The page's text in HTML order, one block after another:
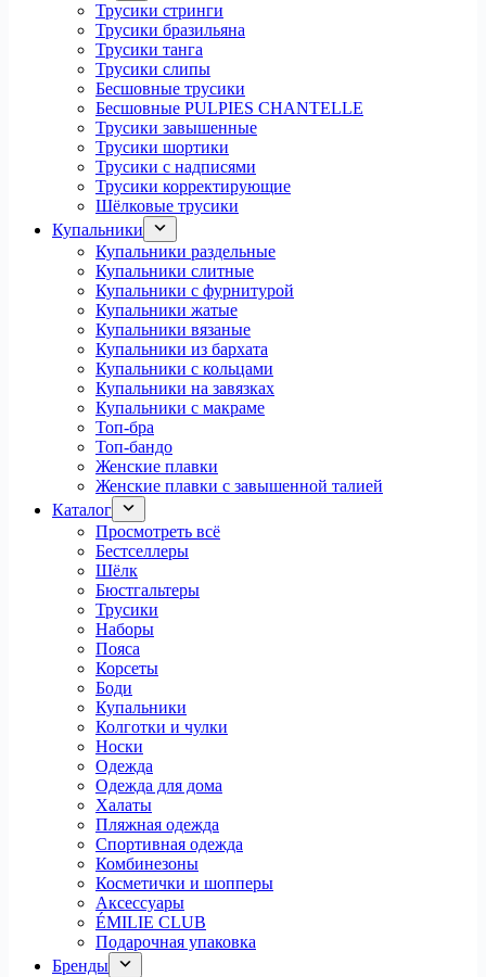
Трусики стринги
Трусики бразильяна
Трусики танга
Трусики слипы
Бесшовные трусики
Бесшовные PULPIES CHANTELLE
Трусики завышенные
Трусики шортики
Трусики с надписями
Трусики корректирующие
Шёлковые трусики
Купальники
Купальники раздельные
Купальники слитные
Купальники с фурнитурой
Купальники жатые
Купальники вязаные
Купальники из бархата
Купальники с кольцами
Купальники на завязках
Купальники с макраме
Топ-бра
Топ-бандо
Женские плавки
Женские плавки с завышенной талией
Каталог
Просмотреть всё
Бестселлеры
Шёлк
Бюстгальтеры
Трусики
Наборы
Пояса
Корсеты
Боди
Купальники
Колготки и чулки
Носки
Одежда
Одежда для дома
Халаты
Пляжная одежда
Спортивная одежда
Комбинезоны
Косметички и шопперы
Аксессуары
ÉMILIE CLUB
Подарочная упаковка
Бренды